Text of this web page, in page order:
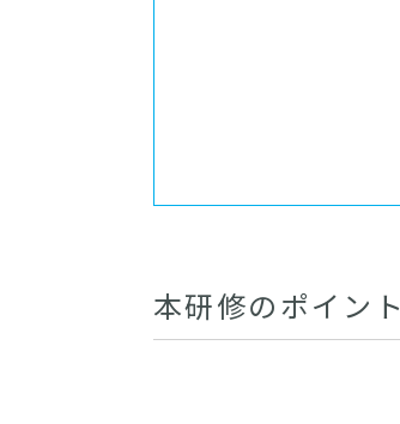
本研修のポイント